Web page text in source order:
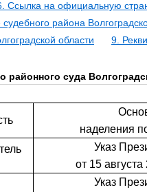
Ссылка на официальную
района
области
9.
суда
наделения
Указ
от 15
Указ